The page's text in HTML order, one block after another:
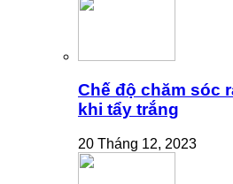
Chế độ chăm sóc
khi tẩy trắng
20 Tháng 12, 2023